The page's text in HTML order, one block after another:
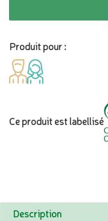
Produit pour :
Ce produit est labellisé
Description